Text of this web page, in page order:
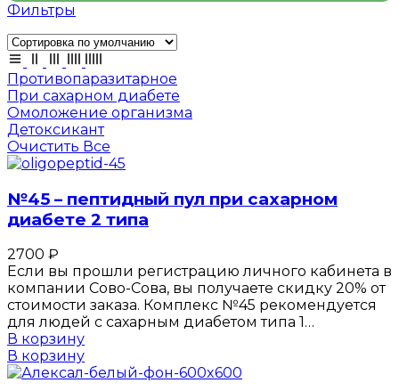
Фильтры
Противопаразитарное
При сахарном диабете
Омоложение организма
Детоксикант
Очистить Все
№45 – пептидный пул при сахарном
диабете 2 типа
2700 ₽
Если вы прошли регистрацию личного кабинета в
компании Сово-Сова, вы получаете скидку 20% от
стоимости заказа. Комплекс №45 рекомендуется
для людей с сахарным диабетом типа 1…
В корзину
В корзину